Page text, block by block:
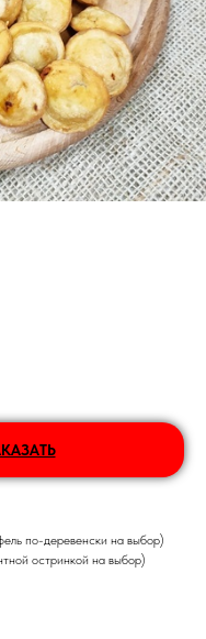
по-деревенски на выбор)
остринкой на выбор)